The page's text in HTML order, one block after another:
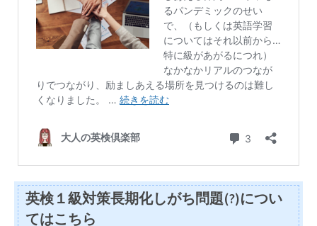
英検１級対策長期化しがち問題(?)につい
てはこちら